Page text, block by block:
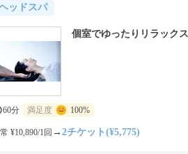
ッドスパ
60分 満足度 100%
¥10,890/1回 → 2チケット(¥5,775)